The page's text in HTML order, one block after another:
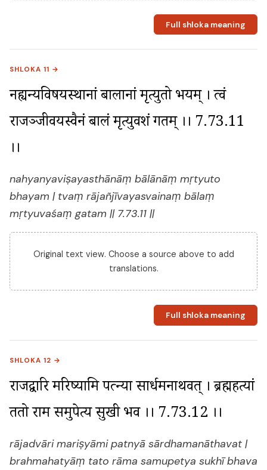
Full shloka meaning
SHLOKA 11 →
नह्यन्यविषयस्थानां बालानां मृत्युतो भयम् । त्वं
राजञ्जीवयस्वैनं बालं मृत्युवशं गतम् ।। 7.73.11
।।
nahyanyaviṣayasthānāṃ bālānāṃ mṛtyuto
bhayam | tvaṃ rājañjīvayasvainaṃ bālaṃ
mṛtyuvaśaṃ gatam || 7.73.11 ||
Original text view. Choose a source above to add
translations.
Full shloka meaning
SHLOKA 12 →
राजद्वारि मरिष्यामि पत्न्या सार्धमनाथवत् । ब्रह्महत्यां
ततो राम समुपेत्य सुखी भव ।। 7.73.12 ।।
rājadvāri mariṣyāmi patnyā sārdhamanāthavat |
brahmahatyāṃ tato rāma samupetya sukhī bhava